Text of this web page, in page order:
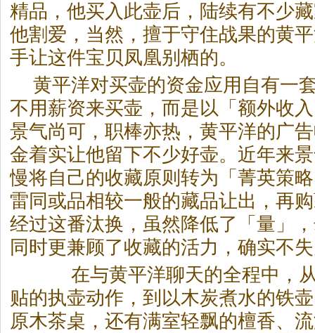
精品，他买入此壶后，陆续有不少
他割爱，当然，擅于守住战果的黄
手让这件宝贝凤凰别栖的。
黄平洋对买壶的资金应用自有一
不用薪资来买壶，而是以「额外收
景气尚可，职棒亦热，黄平洋的广
金着实让他留下不少好壶。近年来
慢将自己的收藏原则转为「菁英策
雷同或品相较一般的藏品让出，再
经过这番汰换，虽然降低了「量」
同时更兼顾了收藏的活力，确实不
在与黄平洋聊天的全程中，
贴的执壶动作，到以木炭煮水的铁
原木茶桌，还有满室轻飘的檀香、